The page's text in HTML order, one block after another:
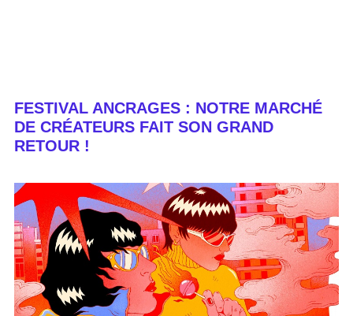
FESTIVAL ANCRAGES : NOTRE MARCHÉ
DE CRÉATEURS FAIT SON GRAND
RETOUR !